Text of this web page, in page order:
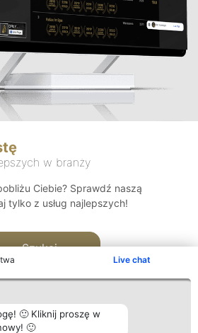
Live chat
🙂 Kliknij proszę w
🙂
w branży
Ciebie? Sprawdź naszą
tylko z usług najlepszych!
Szukaj